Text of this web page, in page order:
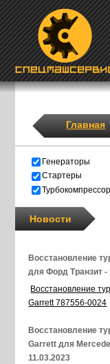
Главная
Генераторы
Стартеры
Новости
Восстановление
для Форд Транзит -
Восстановление
Garrett 787556-0024
Восстановление
Garrett для
11.03.2023